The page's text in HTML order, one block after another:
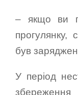
– якщо ви
прогулянку,
був
У період